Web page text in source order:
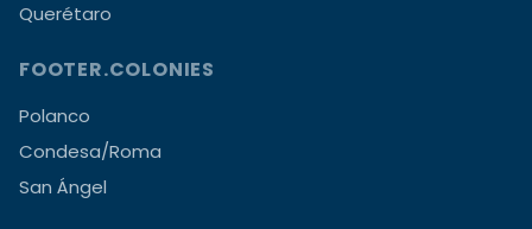
Querétaro
FOOTER.COLONIES
Polanco
Condesa/Roma
San Ángel